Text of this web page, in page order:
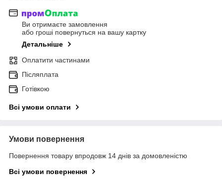
Ви отримаєте замовлення
або гроші повернуться на вашу картку
Детальніше
Оплатити частинами
Післяплата
Готівкою
Всі умови оплати
Умови повернення
Повернення товару впродовж 14 днів за домовленістю
Всі умови повернення